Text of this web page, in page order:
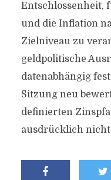
Entschlossenheit,
und die Inflation
Zielniveau zu
geldpolitische
datenabhängig
Sitzung neu
definierten
ausdrücklich nicht